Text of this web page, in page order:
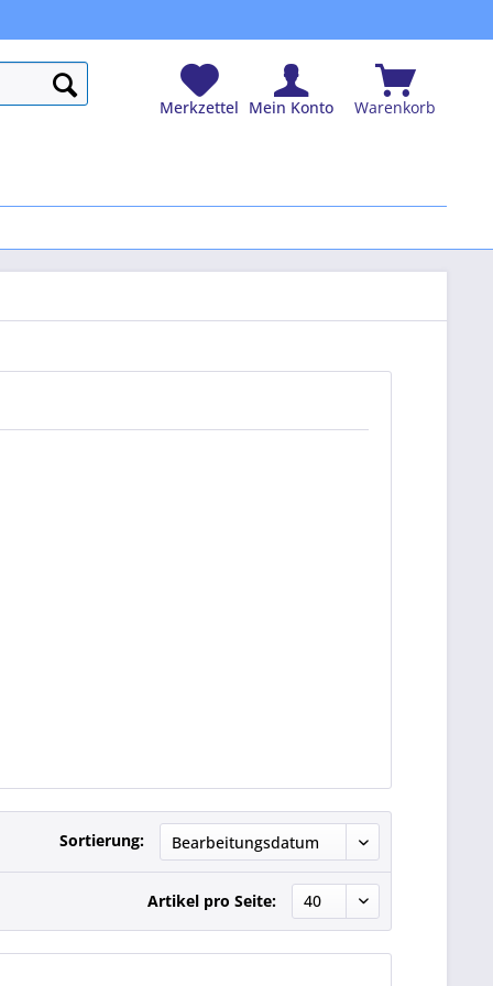
Merkzettel Mein Konto Warenkorb
Sortierung:
Artikel pro Seite: